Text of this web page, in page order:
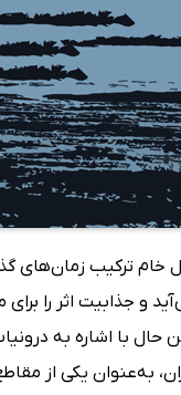
خام ترکیب زمان‌های
و جذابیت اثر را
حال با اشاره به
به‌عنوان یکی از